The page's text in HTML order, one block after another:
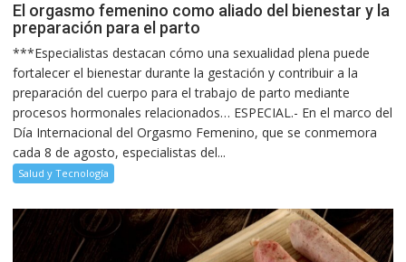
El orgasmo femenino como aliado del bienestar y la
preparación para el parto
***Especialistas destacan cómo una sexualidad plena puede
fortalecer el bienestar durante la gestación y contribuir a la
preparación del cuerpo para el trabajo de parto mediante
procesos hormonales relacionados… ESPECIAL.- En el marco del
Día Internacional del Orgasmo Femenino, que se conmemora
cada 8 de agosto, especialistas del...
Salud y Tecnología